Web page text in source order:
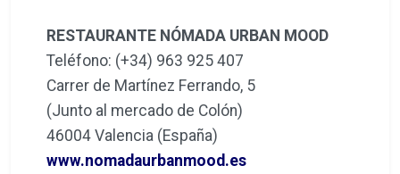
RESTAURANTE NÓMADA URBAN MOOD
Teléfono: (+34) 963 925 407
Carrer de Martínez Ferrando, 5
(Junto al mercado de Colón)
46004 Valencia (España)
www.nomadaurbanmood.es